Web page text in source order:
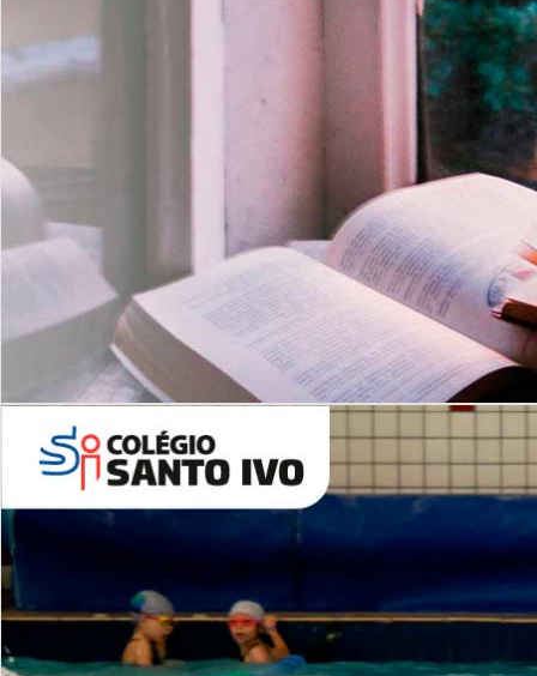
Leituras Literárias
es
Com imersão Bilingue - Anos
Finais
6º AO 9º ANO FUNDAMENTAL
Inglês: Turmas Reduzidas
(Proficiência)
ALUNOS NOVOS
Entre em Contato